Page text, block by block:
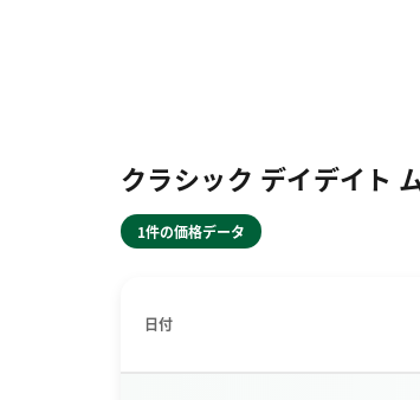
クラシック デイデイト
1件の価格データ
日付